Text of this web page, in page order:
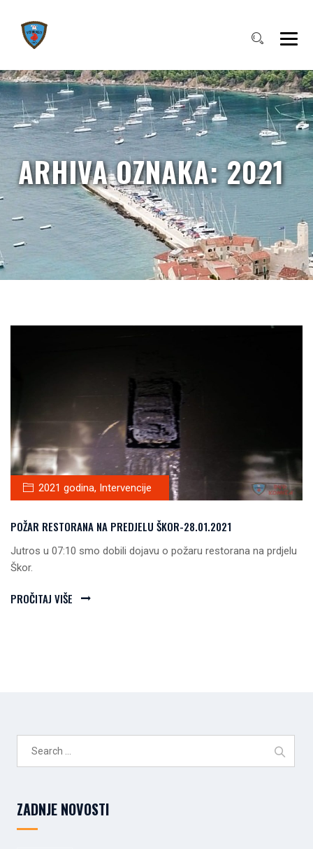
ARHIVA OZNAKA:2021
2021 godina, Intervencije
POŽAR RESTORANA NA PREDJELU ŠKOR-28.01.2021
Jutros u 07:10 smo dobili dojavu o požaru restorana na prdjelu
Škor.
PROČITAJ VIŠE
ZADNJE NOVOSTI